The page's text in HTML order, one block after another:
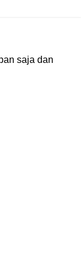
saja dan